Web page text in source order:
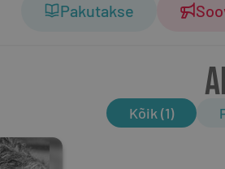
Pakutakse
Kõik (1)